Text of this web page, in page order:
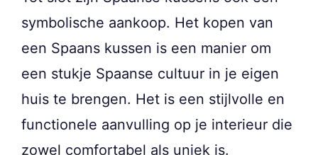
symbolische aankoop. Het kopen van
een Spaans kussen is een manier om
een stukje Spaanse cultuur in je eigen
huis te brengen. Het is een stijlvolle en
functionele aanvulling op je interieur die
zowel comfortabel als uniek is.